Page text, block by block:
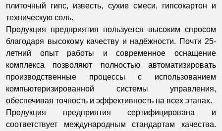
плиточный гипс, известь, сухие смеси, гипсокартон и
техническую соль.
Продукция предприятия пользуется высоким спросом
благодаря высокому качеству и надёжности. Почти 25-
летний опыт работы и современное оснащение
комплекса позволяют полностью автоматизировать
производственные процессы с использованием
компьютеризированной системы управления,
обеспечивая точность и эффективность на всех этапах.
Продукция предприятия сертифицирована и
соответствует международным стандартам качества.